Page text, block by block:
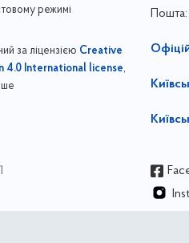
режимі
за ліцензією Creative
4.0 International license,
Пошта: